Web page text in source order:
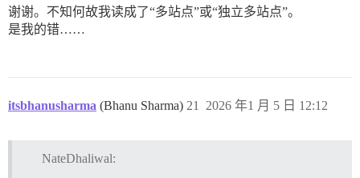
谢谢。不知何故我读成了“多站点”或“独立多站点”。
是我的错……
itsbhanusharma (Bhanu Sharma) 2026 年1 月 5 日 12:12
21
NateDhaliwal: